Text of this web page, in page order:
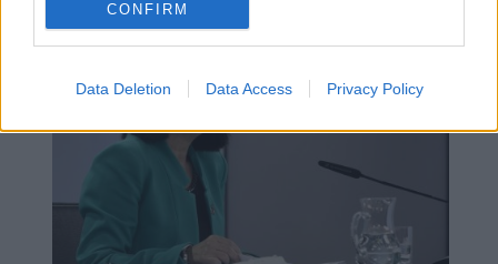
CONFIRM
Data Deletion Data Access Privacy Policy